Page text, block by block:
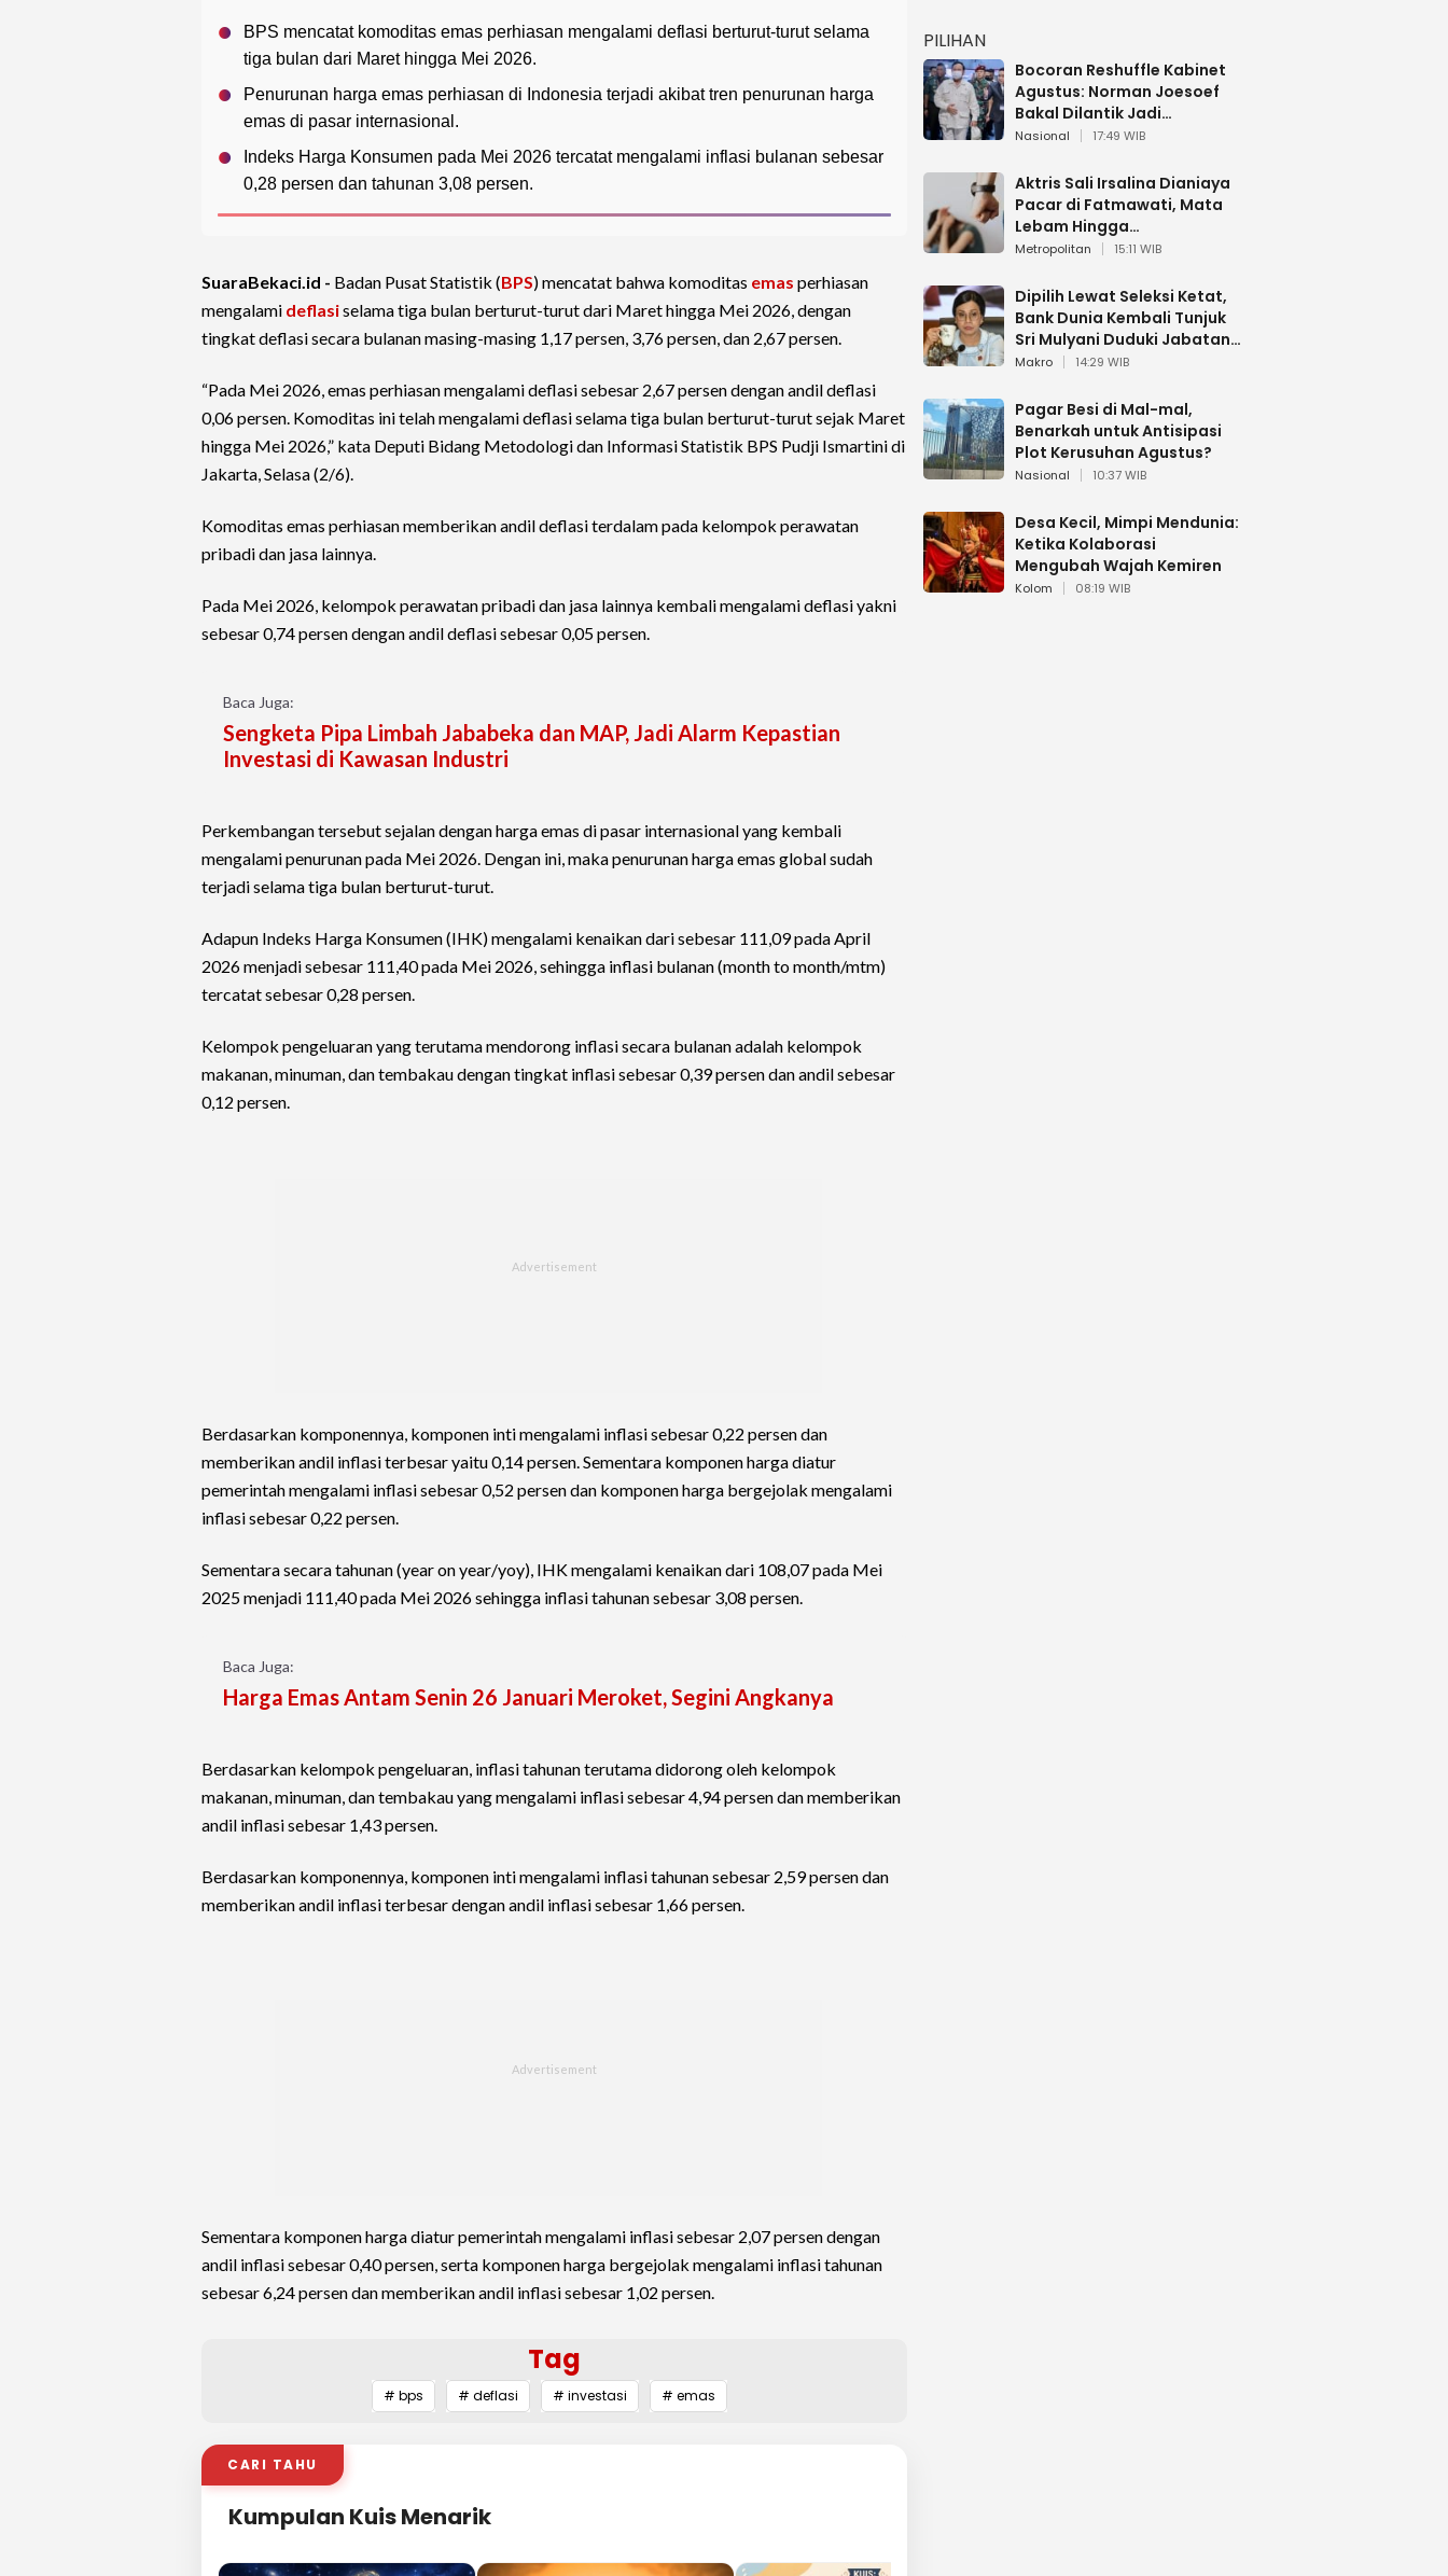
BPS mencatat komoditas emas perhiasan mengalami deflasi berturut-turut selama
tiga bulan dari Maret hingga Mei 2026.
Penurunan harga emas perhiasan di Indonesia terjadi akibat tren penurunan harga
emas di pasar internasional.
Indeks Harga Konsumen pada Mei 2026 tercatat mengalami inflasi bulanan sebesar
0,28 persen dan tahunan 3,08 persen.
SuaraBekaci.id - Badan Pusat Statistik (BPS) mencatat bahwa komoditas emas perhiasan
mengalami deflasiselama tiga bulan berturut-turut dari Maret hingga Mei 2026, dengan
tingkat deflasi secara bulanan masing-masing 1,17 persen, 3,76 persen, dan 2,67 persen.
“Pada Mei 2026, emas perhiasan mengalami deflasi sebesar 2,67 persen dengan andil deflasi
0,06 persen. Komoditas ini telah mengalami deflasi selama tiga bulan berturut-turut sejak Maret
hingga Mei 2026,” kata Deputi Bidang Metodologi dan Informasi Statistik BPS Pudji Ismartini di
Jakarta, Selasa (2/6).
Komoditas emas perhiasan memberikan andil deflasi terdalam pada kelompok perawatan
pribadi dan jasa lainnya.
Pada Mei 2026, kelompok perawatan pribadi dan jasa lainnya kembali mengalami deflasi yakni
sebesar 0,74 persen dengan andil deflasi sebesar 0,05 persen.
Baca Juga:
Sengketa Pipa Limbah Jababeka dan MAP, Jadi Alarm Kepastian
Investasi di Kawasan Industri
Perkembangan tersebut sejalan dengan harga emas di pasar internasional yang kembali
mengalami penurunan pada Mei 2026. Dengan ini, maka penurunan harga emas global sudah
terjadi selama tiga bulan berturut-turut.
Adapun Indeks Harga Konsumen (IHK) mengalami kenaikan dari sebesar 111,09 pada April
2026 menjadi sebesar 111,40 pada Mei 2026, sehingga inflasi bulanan (month to month/mtm)
tercatat sebesar 0,28 persen.
Kelompok pengeluaran yang terutama mendorong inflasi secara bulanan adalah kelompok
makanan, minuman, dan tembakau dengan tingkat inflasi sebesar 0,39 persen dan andil sebesar
0,12 persen.
Berdasarkan komponennya, komponen inti mengalami inflasi sebesar 0,22 persen dan
memberikan andil inflasi terbesar yaitu 0,14 persen. Sementara komponen harga diatur
pemerintah mengalami inflasi sebesar 0,52 persen dan komponen harga bergejolak mengalami
inflasi sebesar 0,22 persen.
Sementara secara tahunan (year on year/yoy), IHK mengalami kenaikan dari 108,07 pada Mei
2025 menjadi 111,40 pada Mei 2026 sehingga inflasi tahunan sebesar 3,08 persen.
Baca Juga:
Harga Emas Antam Senin 26 Januari Meroket, Segini Angkanya
Berdasarkan kelompok pengeluaran, inflasi tahunan terutama didorong oleh kelompok
makanan, minuman, dan tembakau yang mengalami inflasi sebesar 4,94 persen dan memberikan
andil inflasi sebesar 1,43 persen.
Berdasarkan komponennya, komponen inti mengalami inflasi tahunan sebesar 2,59 persen dan
memberikan andil inflasi terbesar dengan andil inflasi sebesar 1,66 persen.
Sementara komponen harga diatur pemerintah mengalami inflasi sebesar 2,07 persen dengan
andil inflasi sebesar 0,40 persen, serta komponen harga bergejolak mengalami inflasi tahunan
sebesar 6,24 persen dan memberikan andil inflasi sebesar 1,02 persen.
Tag
# bps # deflasi # investasi # emas
CARI TAHU
Kumpulan Kuis Menarik
PILIHAN
Bocoran Reshuffle Kabinet
Agustus: Norman Joesoef
Bakal Dilantik Jadi
Wamenhan RI
Nasional 17:49 WIB
Aktris Sali Irsalina Dianiaya
Pacar di Fatmawati, Mata
Lebam Hingga
Diselamatkan Polantas
Metropolitan 15:11 WIB
Dipilih Lewat Seleksi Ketat,
Bank Dunia Kembali Tunjuk
Sri Mulyani Duduki Jabatan
Strategis
Makro 14:29 WIB
Pagar Besi di Mal-mal,
Benarkah untuk Antisipasi
Plot Kerusuhan Agustus?
Nasional 10:37 WIB
Desa Kecil, Mimpi Mendunia:
Ketika Kolaborasi
Mengubah Wajah Kemiren
Kolom 08:19 WIB